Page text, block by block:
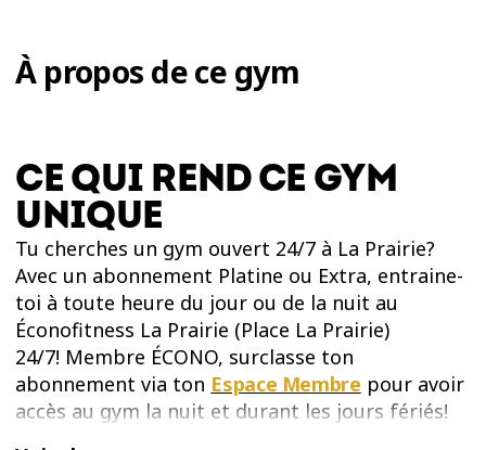
À propos de ce gym
CE QUI REND CE GYM
UNIQUE
Tu cherches un gym ouvert 24/7 à La Prairie?
Avec un abonnement Platine ou Extra, entraine-
toi à toute heure du jour ou de la nuit au
Éconofitness La Prairie (Place La Prairie)
24/7! Membre ÉCONO, surclasse ton
abonnement via ton Espace Membre pour avoir
accès au gym la nuit et durant les jours fériés!